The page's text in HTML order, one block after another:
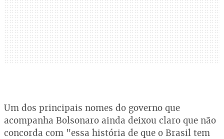
Um dos principais nomes do governo que
acompanha Bolsonaro ainda deixou claro que não
concorda com "essa história de que o Brasil tem